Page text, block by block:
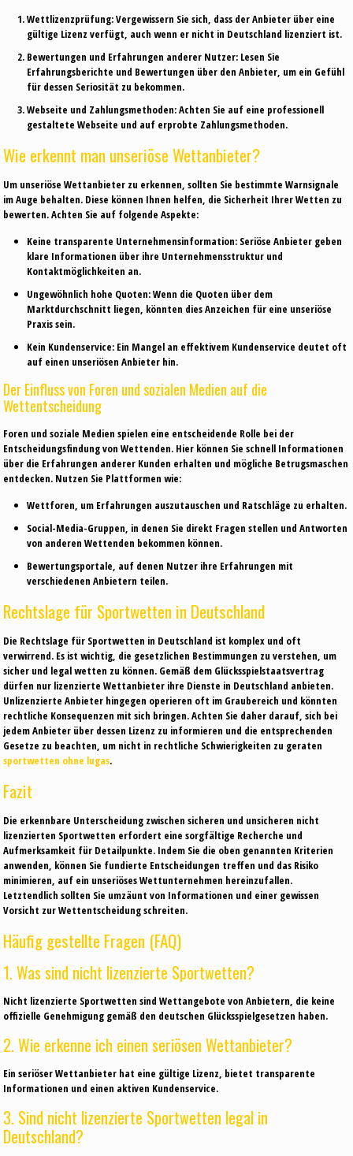
Wettlizenzprüfung:Vergewissern Sie sich, dass der Anbieter über eine
gültige Lizenz verfügt, auch wenn er nicht in Deutschland lizenziert ist.
Bewertungen und Erfahrungen anderer Nutzer: Lesen Sie
Erfahrungsberichte und Bewertungen über den Anbieter, um ein Gefühl
für dessen Seriosität zu bekommen.
Webseite und Zahlungsmethoden:Achten Sie auf eine professionell
gestaltete Webseite und auf erprobte Zahlungsmethoden.
Wie erkennt man unseriöse Wettanbieter?
Um unseriöse Wettanbieter zu erkennen, sollten Sie bestimmte Warnsignale
im Auge behalten. Diese können Ihnen helfen, die Sicherheit Ihrer Wetten zu
bewerten. Achten Sie auf folgende Aspekte:
Keine transparente Unternehmensinformation: Seriöse Anbieter geben
klare Informationen über ihre Unternehmensstruktur und
Kontaktmöglichkeiten an.
Ungewöhnlich hohe Quoten:Wenn die Quoten über dem
Marktdurchschnitt liegen, könnten dies Anzeichen für eine unseriöse
Praxis sein.
Kein Kundenservice: Ein Mangel an effektivem Kundenservice deutet oft
auf einen unseriösen Anbieter hin.
Der Einfluss von Foren und sozialen Medien auf die
Wettentscheidung
Foren und soziale Medien spielen eine entscheidende Rolle bei der
Entscheidungsfindung von Wettenden. Hier können Sie schnell Informationen
über die Erfahrungen anderer Kunden erhalten und mögliche Betrugsmaschen
entdecken. Nutzen Sie Plattformen wie:
Wettforen, um Erfahrungen auszutauschen und Ratschläge zu erhalten.
Social-Media-Gruppen, in denen Sie direkt Fragen stellen und Antworten
von anderen Wettenden bekommen können.
Bewertungsportale, auf denen Nutzer ihre Erfahrungen mit
verschiedenen Anbietern teilen.
Rechtslage für Sportwetten in Deutschland
Die Rechtslage für Sportwetten in Deutschland ist komplex und oft
verwirrend. Es ist wichtig, die gesetzlichen Bestimmungen zu verstehen, um
sicher und legal wetten zu können. Gemäß dem Glücksspielstaatsvertrag
dürfen nur lizenzierte Wettanbieter ihre Dienste in Deutschland anbieten.
Unlizenzierte Anbieter hingegen operieren oft im Graubereich und könnten
rechtliche Konsequenzen mit sich bringen. Achten Sie daher darauf, sich bei
jedem Anbieter über dessen Lizenz zu informieren und die entsprechenden
Gesetze zu beachten, um nicht in rechtliche Schwierigkeiten zu geraten
sportwetten ohne lugas.
Fazit
Die erkennbare Unterscheidung zwischen sicheren und unsicheren nicht
lizenzierten Sportwetten erfordert eine sorgfältige Recherche und
Aufmerksamkeit für Detailpunkte. Indem Sie die oben genannten Kriterien
anwenden, können Sie fundierte Entscheidungen treffen und das Risiko
minimieren, auf ein unseriöses Wettunternehmen hereinzufallen.
Letztendlich sollten Sie umzäunt von Informationen und einer gewissen
Vorsicht zur Wettentscheidung schreiten.
Häufig gestellte Fragen (FAQ)
1. Was sind nicht lizenzierte Sportwetten?
Nicht lizenzierte Sportwetten sind Wettangebote von Anbietern, die keine
offizielle Genehmigung gemäß den deutschen Glücksspielgesetzen haben.
2. Wie erkenne ich einen seriösen Wettanbieter?
Ein seriöser Wettanbieter hat eine gültige Lizenz, bietet transparente
Informationen und einen aktiven Kundenservice.
3. Sind nicht lizenzierte Sportwetten legal in
Deutschland?